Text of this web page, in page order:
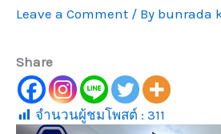
Leave a Comment / By bunrada
Share
จำนวนผู้ชมโพสต์ : 311